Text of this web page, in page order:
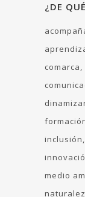
¿DE
comarca
inclusión
medio